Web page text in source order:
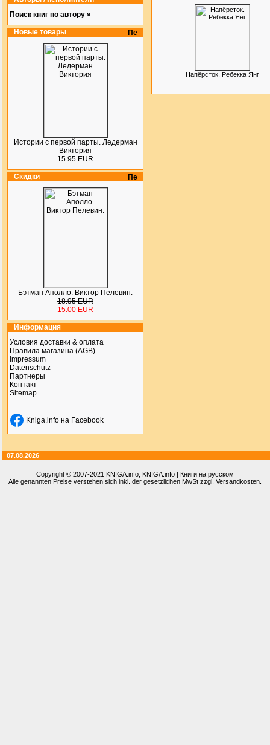
Поиск книг по автору »
Новые товары
Истории с первой парты. Ледерман
Виктория
15.95 EUR
Скидки
Бэтман Аполло. Виктор Пелевин.
18.95 EUR
15.00 EUR
Информация
Условия доставки & оплата
Правила магазина (AGB)
Impressum
Datenschutz
Партнеры
Контакт
Sitemap
Kniga.info на Facebook
Напёрсток. Ребекка Янг
07.08.2026
Copyright © 2007-2021 KNIGA.info , KNIGA.info | Книги на русском
Alle genannten Preise verstehen sich inkl. der gesetzlichen MwSt zzgl. Versandkosten.